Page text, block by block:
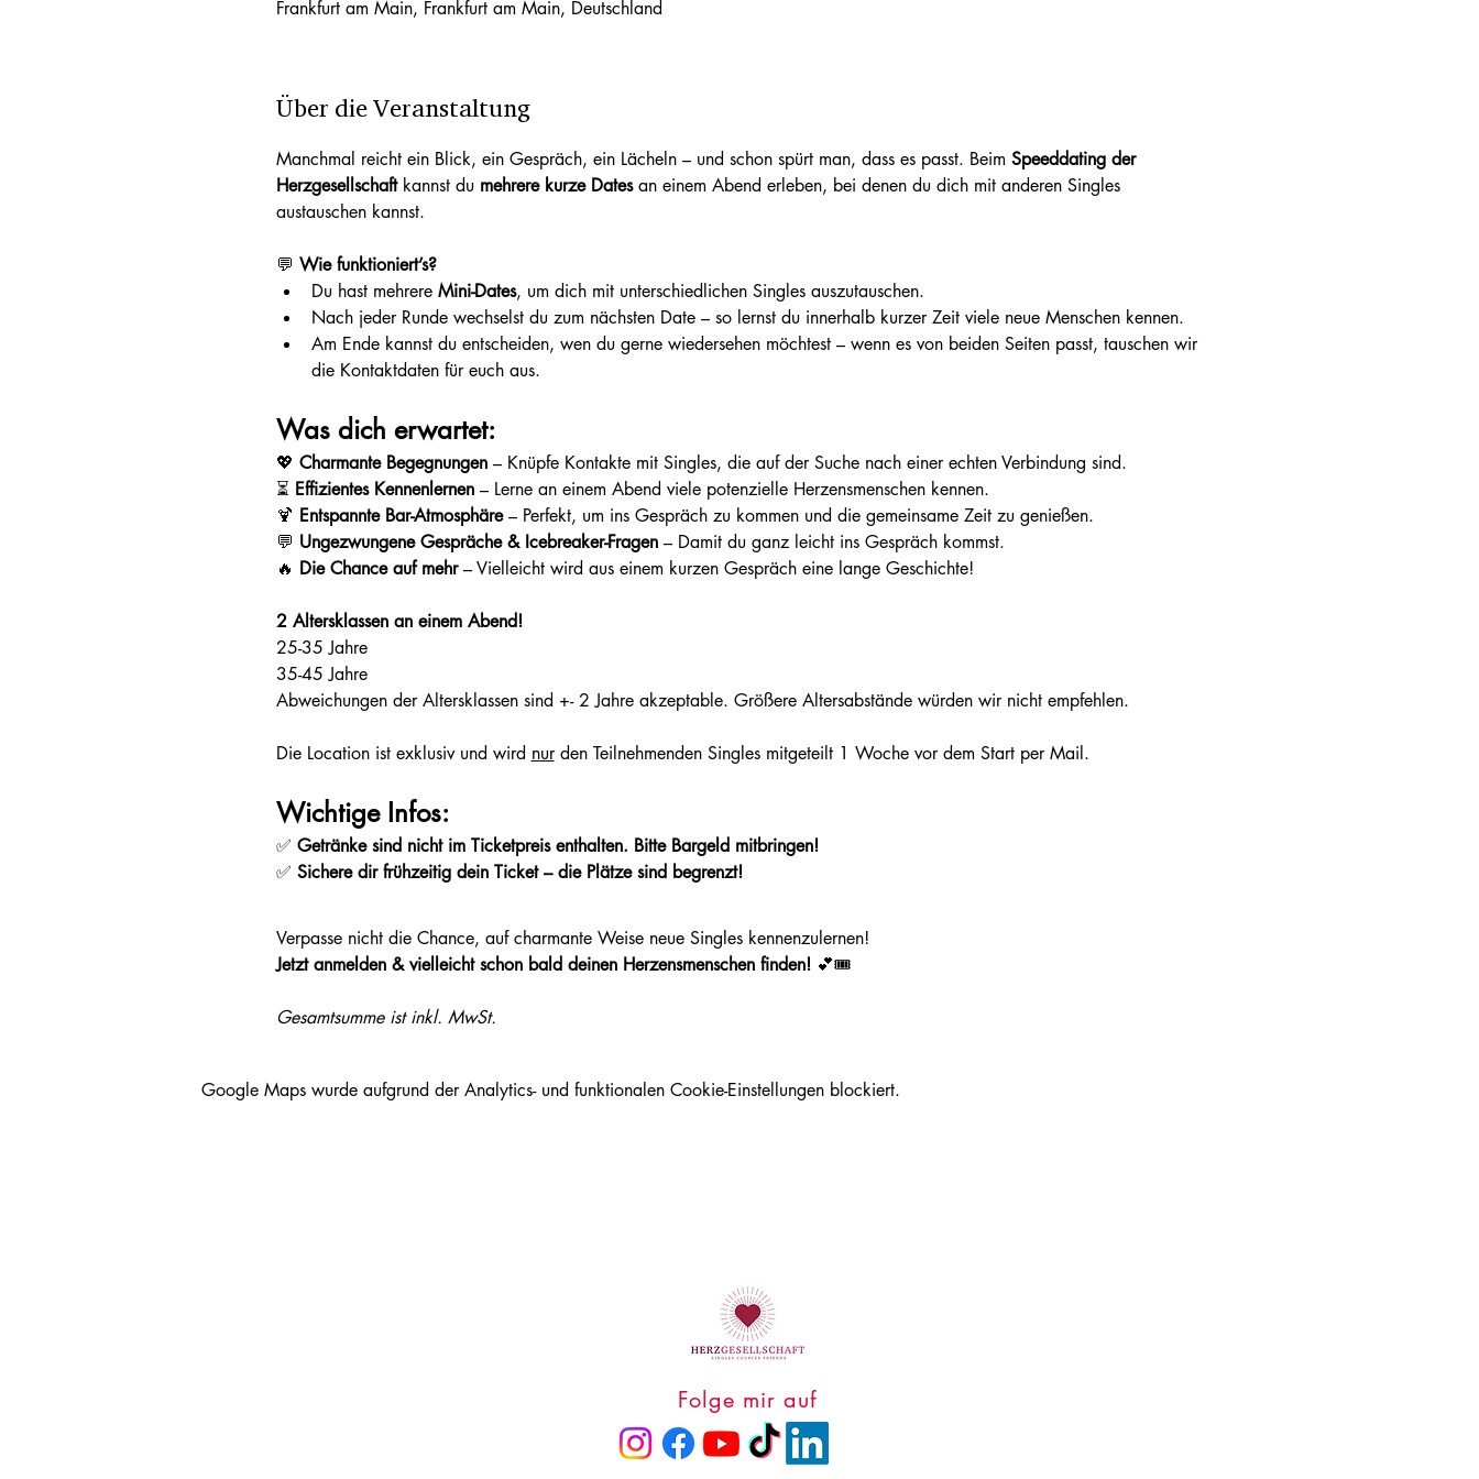
Frankfurt am Main, Frankfurt am Main, Deutschland
Über die Veranstaltung
Manchmal reicht ein Blick, ein Gespräch, ein Lächeln – und schon spürt man, dass es passt. Beim Speeddating der
Herzgesellschaft kannst du mehrere kurze Dates an einem Abend erleben, bei denen du dich mit anderen Singles
austauschen kannst.
💬 Wie funktioniert’s?
Du hast mehrere Mini-Dates, um dich mit unterschiedlichen Singles auszutauschen.
Nach jeder Runde wechselst du zum nächsten Date – so lernst du innerhalb kurzer Zeit viele neue Menschen kennen.
Am Ende kannst du entscheiden, wen du gerne wiedersehen möchtest – wenn es von beiden Seiten passt, tauschen wir
die Kontaktdaten für euch aus.
Was dich erwartet:
💖 Charmante Begegnungen – Knüpfe Kontakte mit Singles, die auf der Suche nach einer echten Verbindung sind.
⏳ Effizientes Kennenlernen – Lerne an einem Abend viele potenzielle Herzensmenschen kennen.
🍹 Entspannte Bar-Atmosphäre – Perfekt, um ins Gespräch zu kommen und die gemeinsame Zeit zu genießen.
💬 Ungezwungene Gespräche & Icebreaker-Fragen – Damit du ganz leicht ins Gespräch kommst.
🔥 Die Chance auf mehr – Vielleicht wird aus einem kurzen Gespräch eine lange Geschichte!
2 Altersklassen an einem Abend!
25-35 Jahre
35-45 Jahre
Abweichungen der Altersklassen sind +- 2 Jahre akzeptable. Größere Altersabstände würden wir nicht empfehlen.
Die Location ist exklusiv und wird nur den Teilnehmenden Singles mitgeteilt 1 Woche vor dem Start per Mail.
Wichtige Infos:
✅ Getränke sind nicht im Ticketpreis enthalten. Bitte Bargeld mitbringen!
✅ Sichere dir frühzeitig dein Ticket – die Plätze sind begrenzt!
Verpasse nicht die Chance, auf charmante Weise neue Singles kennenzulernen!
Jetzt anmelden & vielleicht schon bald deinen Herzensmenschen finden! 💕🎟
Gesamtsumme ist inkl. MwSt.
Google Maps wurde aufgrund der Analytics- und funktionalen Cookie-Einstellungen blockiert.
Folge mir auf